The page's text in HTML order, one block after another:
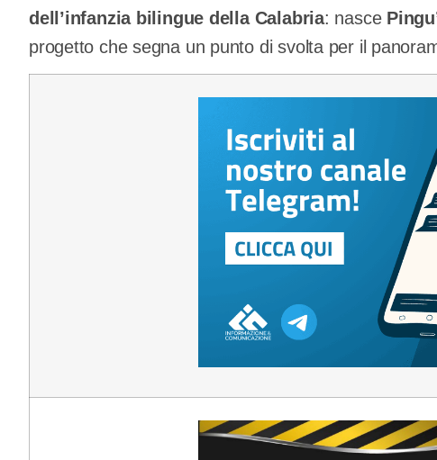
dell’infanzia bilingue della Calabria: nasce
progetto che segna un punto di svolta per il